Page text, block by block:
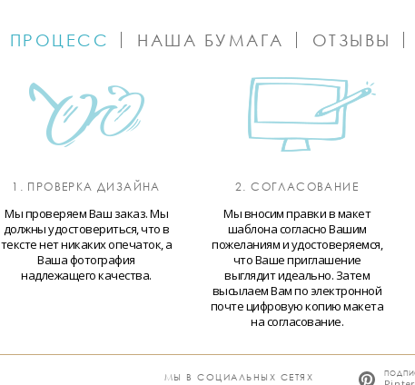
ПРОЦЕСС НАША БУМАГА ОТЗЫВЫ
1. ПРОВЕРКА ДИЗАЙНА
Мы проверяем Ваш заказ. Мы
должны удостовериться, что в
тексте нет никаких опечаток, а
Ваша фотография
надлежащего качества.
2. СОГЛАСОВАНИЕ
Мы вносим правки в макет
шаблона согласно Вашим
пожеланиям и удостоверяемся,
что Ваше приглашение
выглядит идеально. Затем
высылаем Вам по электронной
почте цифровую копию макета
на согласование.
МЫ В СОЦИАЛЬНЫХ СЕТЯХ